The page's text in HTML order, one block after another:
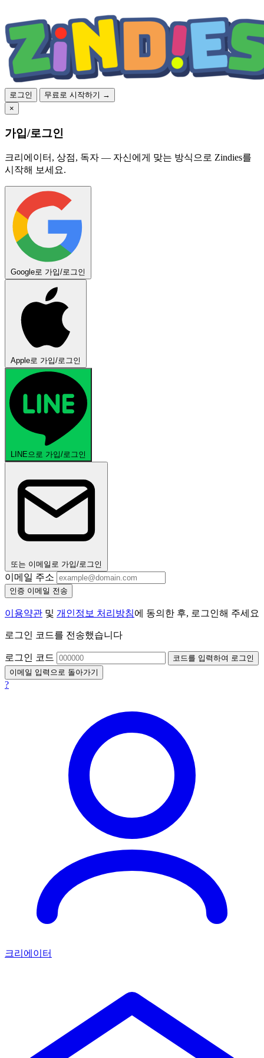
로그인
무료로 시작하기 →
×
가입/로그인
크리에이터, 상점, 독자 — 자신에게 맞는 방식으로 Zindies를
시작해 보세요.
Google로 가입/로그인
Apple로 가입/로그인
LINE으로 가입/로그인
또는 이메일로 가입/로그인
이메일 주소
인증 이메일 전송
이용약관 및 개인정보 처리방침에 동의한 후, 로그인해 주세요
로그인 코드를 전송했습니다
로그인 코드
코드를 입력하여 로그인
이메일 입력으로 돌아가기
?
크리에이터